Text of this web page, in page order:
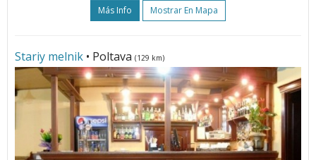
Más Info Mostrar En Mapa
Stariy melnik • Poltava (129 km)